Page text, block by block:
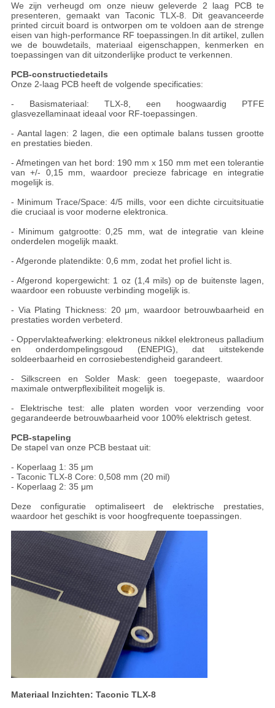
We zijn verheugd om onze nieuw geleverde 2 laag PCB te
presenteren, gemaakt van Taconic TLX-8. Dit geavanceerde
printed circuit board is ontworpen om te voldoen aan de strenge
eisen van high-performance RF toepassingen.In dit artikel, zullen
we de bouwdetails, materiaal eigenschappen, kenmerken en
toepassingen van dit uitzonderlijke product te verkennen.
PCB-constructiedetails
Onze 2-laag PCB heeft de volgende specificaties:
- Basismateriaal: TLX-8, een hoogwaardig PTFE
glasvezellaminaat ideaal voor RF-toepassingen.
- Aantal lagen: 2 lagen, die een optimale balans tussen grootte
en prestaties bieden.
- Afmetingen van het bord: 190 mm x 150 mm met een tolerantie
van +/- 0,15 mm, waardoor precieze fabricage en integratie
mogelijk is.
- Minimum Trace/Space: 4/5 mills, voor een dichte circuitsituatie
die cruciaal is voor moderne elektronica.
- Minimum gatgrootte: 0,25 mm, wat de integratie van kleine
onderdelen mogelijk maakt.
- Afgeronde platendikte: 0,6 mm, zodat het profiel licht is.
- Afgerond kopergewicht: 1 oz (1,4 mils) op de buitenste lagen,
waardoor een robuuste verbinding mogelijk is.
- Via Plating Thickness: 20 μm, waardoor betrouwbaarheid en
prestaties worden verbeterd.
- Oppervlakteafwerking: elektroneus nikkel elektroneus palladium
en onderdompelingsgoud (ENEPIG), dat uitstekende
soldeerbaarheid en corrosiebestendigheid garandeert.
- Silkscreen en Solder Mask: geen toegepaste, waardoor
maximale ontwerpflexibiliteit mogelijk is.
- Elektrische test: alle platen worden voor verzending voor
gegarandeerde betrouwbaarheid voor 100% elektrisch getest.
PCB-stapeling
De stapel van onze PCB bestaat uit:
- Koperlaag 1: 35 μm
- Taconic TLX-8 Core: 0,508 mm (20 mil)
- Koperlaag 2: 35 μm
Deze configuratie optimaliseert de elektrische prestaties,
waardoor het geschikt is voor hoogfrequente toepassingen.
Materiaal Inzichten: Taconic TLX-8